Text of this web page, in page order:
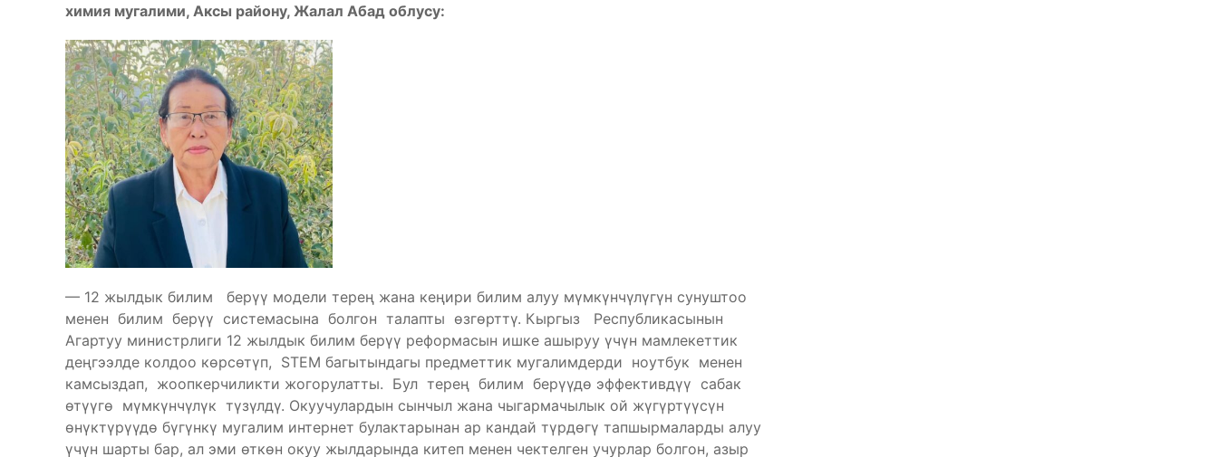
химия мугалими, Аксы району, Жалал Абад облусу:
— 12 жылдык билим берүү модели терең жана кеңири билим алуу мүмкүнчүлүгүн сунуштоо
менен билим берүү системасына болгон талапты өзгөрттү. Кыргыз Республикасынын
Агартуу министрлиги 12 жылдык билим берүү реформасын ишке ашыруу үчүн мамлекеттик
деңгээлде колдоо көрсөтүп, STEM багытындагы предметтик мугалимдерди ноутбук менен
камсыздап, жоопкерчиликти жогорулатты. Бул терең билим берүүдө эффективдүү сабак
өтүүгө мүмкүнчүлүк түзүлдү. Окуучулардын сынчыл жана чыгармачылык ой жүгүртүүсүн
өнүктүрүүдө бүгүнкү мугалим интернет булактарынан ар кандай түрдөгү тапшырмаларды алуу
үчүн шарты бар, ал эми өткөн окуу жылдарында китеп менен чектелген учурлар болгон, азыр